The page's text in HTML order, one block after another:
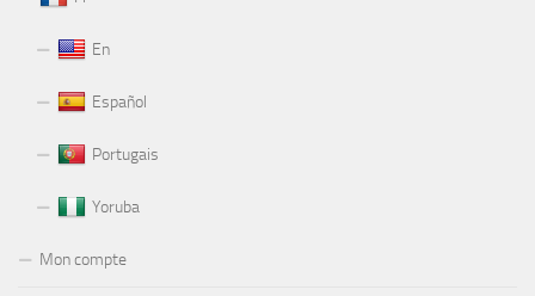
En
Español
Portugais
Yoruba
Mon compte